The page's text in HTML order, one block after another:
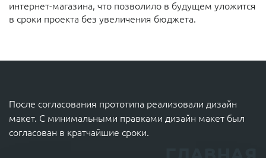
интернет-магазина, что позволило в будущем уложится
в сроки проекта без увеличения бюджета.
После согласования прототипа реализовали дизайн
макет. С минимальными правками дизайн макет был
согласован в кратчайшие сроки.